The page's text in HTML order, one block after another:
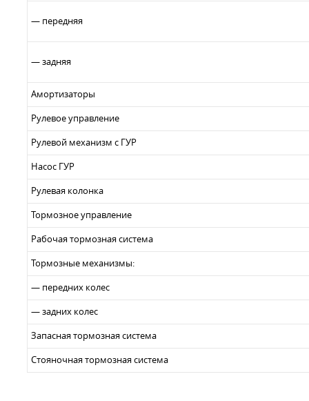
— передняя
— задняя
Амортизаторы
Рулевое управление
Рулевой механизм с ГУР
Насос ГУР
Рулевая колонка
Тормозное управление
Рабочая тормозная система
Тормозные механизмы:
— передних колес
— задних колес
Запасная тормозная система
Стояночная тормозная система